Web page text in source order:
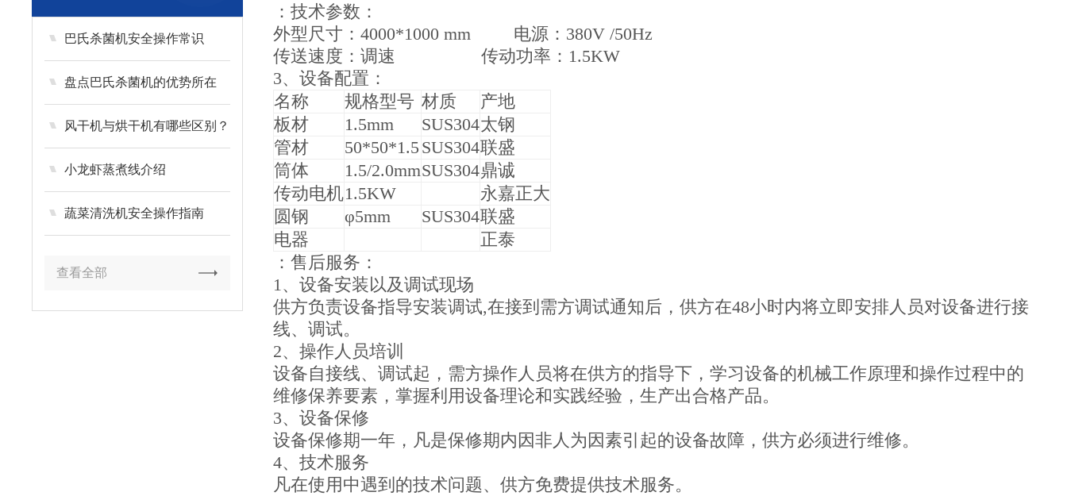
巴氏杀菌机安全操作常识
盘点巴氏杀菌机的优势所在
风干机与烘干机有哪些区别？
小龙虾蒸煮线介绍
蔬菜清洗机安全操作指南
查看全部
：技术参数：
外型尺寸：4000*1000 mm 电源：380V /50Hz
传送速度：调速 传动功率：1.5KW
3、设备配置：
名称
规格型号 材质
产地
板材
1.5mm SUS304太钢
管材
50*50*1.5 SUS304联盛
筒体
1.5/2.0mmSUS304鼎诚
传动电机1.5KW
永嘉正大
圆钢
φ5mm SUS304联盛
电器
正泰
：售后服务：
1、设备安装以及调试现场
供方负责设备指导安装调试,在接到需方调试通知后，供方在48小时内将立即安排人员对设备进行接
线、调试。
2、操作人员培训
设备自接线、调试起，需方操作人员将在供方的指导下，学习设备的机械工作原理和操作过程中的
维修保养要素，掌握利用设备理论和实践经验，生产出合格产品。
3、设备保修
设备保修期一年，凡是保修期内因非人为因素引起的设备故障，供方必须进行维修。
4、技术服务
凡在使用中遇到的技术问题、供方免费提供技术服务。